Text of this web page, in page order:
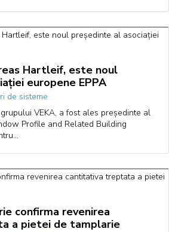
Hartleif, este noul
europene EPPA
de sisteme
VEKA, a fost ales președinte al
Profile and Related Building
confirma revenirea
a pietei de tamplarie